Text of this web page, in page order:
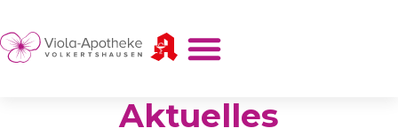
Aktuelles